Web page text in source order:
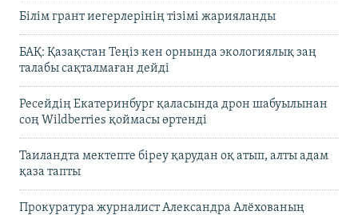
Білім грант иегерлерінің тізімі жарияланды
БАҚ: Қазақстан Теңіз кен орнында экологиялық заң
талабы сақталмаған дейді
Ресейдің Екатеринбург қаласында дрон шабуылынан
соң Wildberries қоймасы өртенді
Таиландта мектепте біреу қарудан оқ атып, алты адам
қаза тапты
Прокуратура журналист Александра Алёхованың